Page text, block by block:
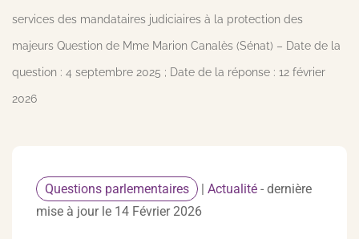
services des mandataires judiciaires à la protection des
majeurs Question de Mme Marion Canalès (Sénat) – Date de la
question : 4 septembre 2025 ; Date de la réponse : 12 février
2026
Questions parlementaires | Actualité - dernière
mise à jour le 14 Février 2026